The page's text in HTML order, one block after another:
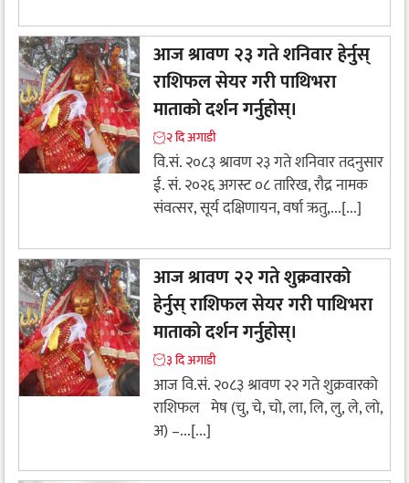
आज श्रावण २३ गते शनिवार हेर्नुस्
राशिफल सेयर गरी पाथिभरा
माताको दर्शन गर्नुहोस्।
२ दि अगाडी
वि.सं. २०८३ श्रावण २३ गते शनिवार तदनुसार
ई. सं. २०२६ अगस्ट ०८ तारिख, रौद्र नामक
संवत्सर, सूर्य दक्षिणायन, वर्षा ऋतु,...[...]
आज श्रावण २२ गते शुक्रवारको
हेर्नुस् राशिफल सेयर गरी पाथिभरा
माताको दर्शन गर्नुहोस्।
३ दि अगाडी
आज वि.सं. २०८३ श्रावण २२ गते शुक्रवारको
राशिफल मेष (चु, चे, चो, ला, लि, लु, ले, लो,
अ) –...[...]